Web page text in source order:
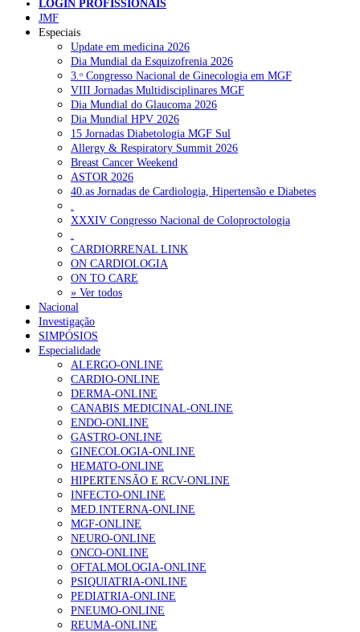
NOTÍCIAS RECENTES
Portugal está a formar os médicos de que precisa?
Estudantes de Medicina representados na 79.ª World Health
Assembly 6 de Agosto, 2026
SCORA X-Change Portugal promove formação internacional
em saúde sexual e reprodutiva 6 de Agosto, 2026
ANEM reúne com coordenador do Pacto Estratégico para a
Saúde
6 de Agosto, 2026
Sindicato diz que nova carreira de médicos dentistas reforça
estabilidade no SNS
NOTÍCIAS MAIS LIDAS
Enfermagem Forense. “Da urgência ao tribunal, cada
gesto conta e cada profissional faz a diferença”
202 visualizações
Alguns milhares de utentes podem ficar sem médico de
família com nova regras do registo, alerta associação
175 visualizações
Quase quatro em cada dez doentes com enfarte
apresentavam níveis elevados de Lp(a), revela estudo
86 visualizações
“Os programas de rastreio do cancro do pulmão são
custo-efetivos e representam um investimento
sustentável para os sistemas de saúde”
66 visualizações
LOGIN PROFISSIONAIS
JMF
Especiais
Update em medicina 2026
Dia Mundial da Esquizofrenia 2026
3.ᵒ Congresso Nacional de Ginecologia em MGF
VIII Jornadas Multidisciplinares MGF
Dia Mundial do Glaucoma 2026
Dia Mundial HPV 2026
15 Jornadas Diabetologia MGF Sul
Allergy & Respiratory Summit 2026
Breast Cancer Weekend
ASTOR 2026
40.as Jornadas de Cardiologia, Hipertensão e Diabetes
.
XXXIV Congresso Nacional de Coloproctologia
.
CARDIORRENAL LINK
ON CARDIOLOGIA
ON TO CARE
» Ver todos
Nacional
Investigação
SIMPÓSIOS
Especialidade
ALERGO-ONLINE
CARDIO-ONLINE
DERMA-ONLINE
CANABIS MEDICINAL-ONLINE
ENDO-ONLINE
GASTRO-ONLINE
GINECOLOGIA-ONLINE
HEMATO-ONLINE
HIPERTENSÃO E RCV-ONLINE
INFECTO-ONLINE
MED.INTERNA-ONLINE
MGF-ONLINE
NEURO-ONLINE
ONCO-ONLINE
OFTALMOLOGIA-ONLINE
PSIQUIATRIA-ONLINE
PEDIATRIA-ONLINE
PNEUMO-ONLINE
REUMA-ONLINE